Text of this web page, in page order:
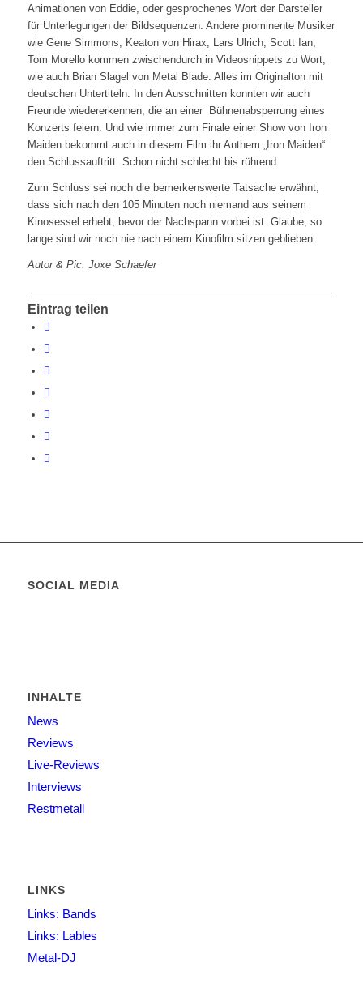
Animationen von Eddie, oder gesprochenes Wort der Darsteller
für Unterlegungen der Bildsequenzen. Andere prominente Musiker
wie Gene Simmons, Keaton von Hirax, Lars Ulrich, Scott Ian,
Tom Morello kommen zwischendurch in Videosnippets zu Wort,
wie auch Brian Slagel von Metal Blade. Alles im Originalton mit
deutschen Untertiteln. In den Ausschnitten konnten wir auch
Freunde wiedererkennen, die an einer Bühnenabsperrung eines
Konzerts feiern. Und wie immer zum Finale einer Show von Iron
Maiden bekommt auch in diesem Film ihr Anthem „Iron Maiden“
den Schlussauftritt. Schon nicht schlecht bis rührend.
Zum Schluss sei noch die bemerkenswerte Tatsache erwähnt,
dass sich nach den 105 Minuten noch niemand aus seinem
Kinosessel erhebt, bevor der Nachspann vorbei ist. Glaube, so
lange sind wir noch nie nach einem Kinofilm sitzen geblieben.
Autor & Pic: Joxe Schaefer
Eintrag teilen
SOCIAL MEDIA
INHALTE
News
Reviews
Live-Reviews
Interviews
Restmetall
LINKS
Links: Bands
Links: Lables
Metal-DJ